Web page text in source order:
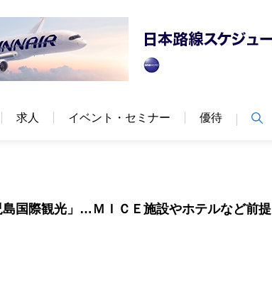
求人 イベント・セミナー 優待
国際観光」…ＭＩＣＥ施設やホテルなど前提